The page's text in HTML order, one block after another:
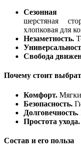
Сезонная
шерстяная
хлопковая для
Незаметность.
Свобода
Почему стоит
Комфорт.
Безопасность.
Долговечность.
Простота ухода.
Состав и его польза